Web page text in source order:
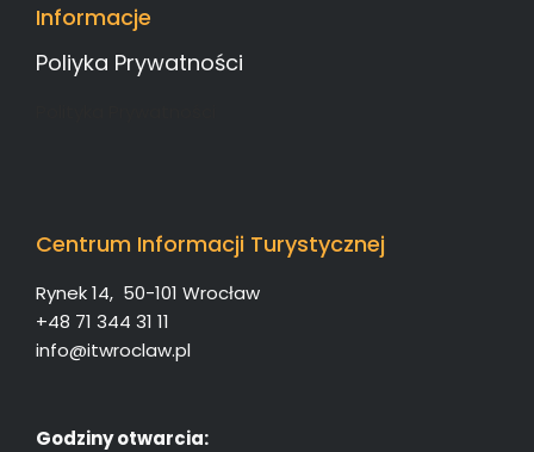
Informacje
Poliyka Prywatności
Centrum Informacji Turystycznej
Rynek 14, 50-101 Wrocław
+48 71 344 31 11
info@itwroclaw.pl
Godziny otwarcia: